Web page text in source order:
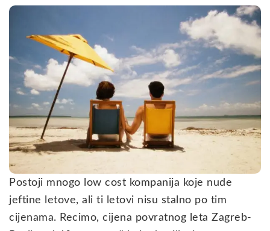
Postoji mnogo low cost kompanija koje nude
jeftine letove, ali ti letovi nisu stalno po tim
cijenama. Recimo, cijena povratnog leta Zagreb-